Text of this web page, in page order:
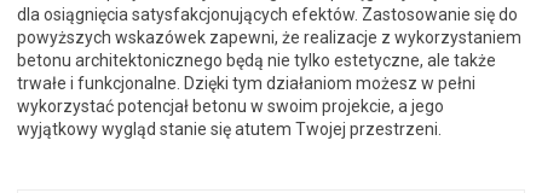
dla osiągnięcia satysfakcjonujących efektów. Zastosowanie się do
powyższych wskazówek zapewni, że realizacje z wykorzystaniem
betonu architektonicznego będą nie tylko estetyczne, ale także
trwałe i funkcjonalne. Dzięki tym działaniom możesz w pełni
wykorzystać potencjał betonu w swoim projekcie, a jego
wyjątkowy wygląd stanie się atutem Twojej przestrzeni.